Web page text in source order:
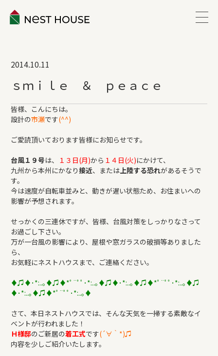
ABOUT
WORKS
LINEUP
VOICE
ESTATE
REFORM
BLOG
COMPANY
モデルハウス来場予約
2014.10.11
ｓｍｉｌｅ ＆ ｐｅａｃｅ
皆様、こんにちは。
設計の市瀬です(^^)
ご愛読頂いております皆様にお知らせです。
台風１９号は、 １３日(月)から １４日(火)にかけて、
九州から本州にかなり接近、または上陸する恐れがあるそうで
す。
今は速度が自転車並みと、動きが遅い状態ため、お住まいへの
影響が予想されます。
せっかくの三連休ですが、皆様、台風対策をしっかりなさって
お過ごし下さい。
万が一台風の影響により、屋根や窓ガラスの破損等ありました
ら、
お気軽にネストハウスまで、ご連絡ください。
♦♫♦･*:..｡♦♫♦*ﾟ¨ﾟﾟ･*:..｡♦♫♦･*:..｡♦♫♦*ﾟ¨ﾟﾟ･*:..｡♦♫
♦･*:..｡♦♫♦*ﾟ¨ﾟﾟ･*:..｡♦
さて、本日ネストハウスでは、そんな天気を一掃する素敵なイ
ベントが行われました！
Ｈ様邸のご新居の着工式です(´∀｀*)♫
内容を少しご紹介いたします。